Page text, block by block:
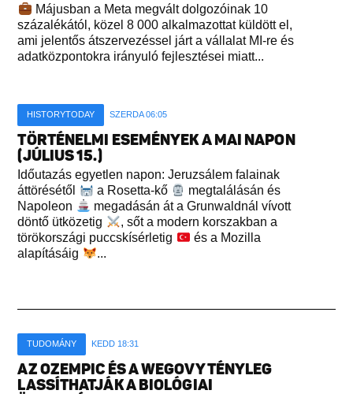
Májusban a Meta megvált dolgozóinak 10
százalékától, közel 8 000 alkalmazottat küldött el,
ami jelentős átszervezéssel járt a vállalat MI-re és
adatközpontokra irányuló fejlesztései miatt...
HISTORYTODAY SZERDA 06:05
TÖRTÉNELMI ESEMÉNYEK A MAI NAPON
(JÚLIUS 15.)
Időutazás egyetlen napon: Jeruzsálem falainak
áttörésétől
a Rosetta-kő
megtalálásán és
Napoleon
megadásán át a Grunwaldnál vívott
döntő ütközetig
, sőt a modern korszakban a
törökországi puccskísérletig
és a Mozilla
alapításáig
...
TUDOMÁNY KEDD 18:31
AZ OZEMPIC ÉS A WEGOVY TÉNYLEG
LASSÍTHATJÁK A BIOLÓGIAI